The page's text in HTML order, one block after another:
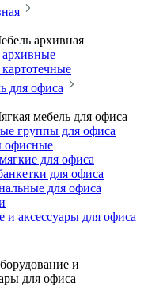
архивная
для офиса
мебель для офиса
группы для офиса
офисные
для офиса
для офиса
для офиса
и аксессуары для офиса
и
для офиса